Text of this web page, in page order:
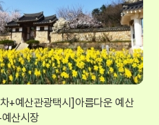
+예산관광택시]아름다운 예산
산시장